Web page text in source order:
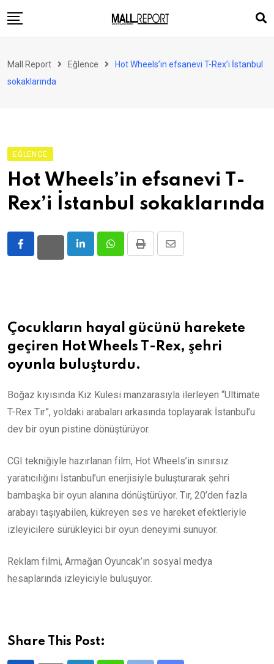
to
Perakende
Ürün ve Hizmet
Enerji
Haber
Gündem
Atamalar
Mall Report Eğlence
Hot Wheels’in efsanevi T-Rex’i İstanbul
sokaklarında
EĞLENCE
Hot Wheels’in efsanevi T-
Rex’i İstanbul sokaklarında
LinkedInWhatsappPrint
Share
Çocukların hayal gücünü harekete
geçiren Hot Wheels T-Rex, şehri
oyunla buluşturdu.
Boğaz kıyısında Kız Kulesi manzarasıyla ilerleyen “Ultimate
T-Rex Tır”, yoldaki arabaları arkasında toplayarak İstanbul’u
dev bir oyun pistine dönüştürüyor.
CGI tekniğiyle hazırlanan film, Hot Wheels’in sınırsız
yaratıcılığını İstanbul’un enerjisiyle buluşturarak şehri
bambaşka bir oyun alanına dönüştürüyor. Tır, 20’den fazla
arabayı taşıyabilen, kükreyen ses ve hareket efektleriyle
izleyicilere sürükleyici bir oyun deneyimi sunuyor.
Reklam filmi, Armağan Oyuncak’ın sosyal medya
hesaplarında izleyiciyle buluşuyor.
Share This Post: